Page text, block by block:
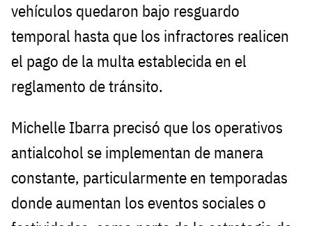
vehículos quedaron bajo resguardo
temporal hasta que los infractores realicen
el pago de la multa establecida en el
reglamento de tránsito.
Michelle Ibarra precisó que los operativos
antialcohol se implementan de manera
constante, particularmente en temporadas
donde aumentan los eventos sociales o